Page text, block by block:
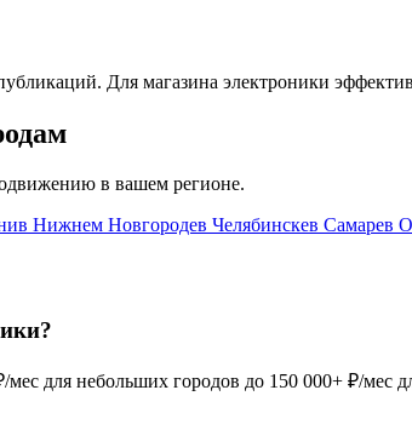
Для магазина электроники
в вашем регионе.
в Нижнем Новгородев Челябинскев Самарев
для небольших городов до 150 000+ ₽/мес